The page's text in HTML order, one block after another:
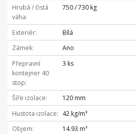
Hrubá / čistá
váha
750 / 730 kg
Exteriér
Bílá
Zámek
Ano
Přepravní
kontejner 40
stop
3 ks
Šíře izolace
120 mm
Hustota izolace
42 kg/m³
Objem
14.93 m³